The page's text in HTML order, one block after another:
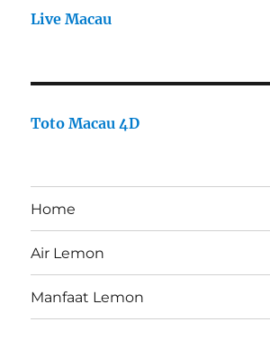
Live Macau
Toto Macau 4D
Home
Air Lemon
Manfaat Lemon